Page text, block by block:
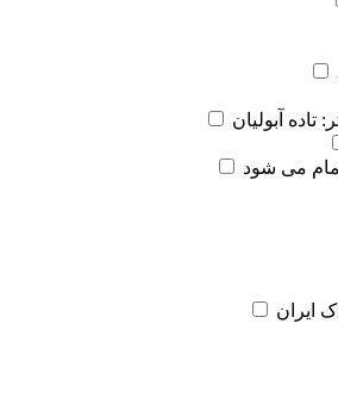
آبولیان
می شود
ایران